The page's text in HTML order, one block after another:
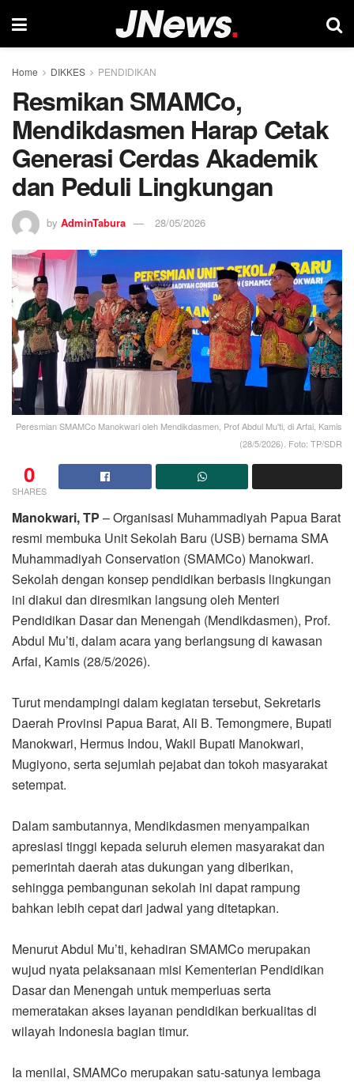
Home DIKKES PENDIDIKAN
Resmikan SMAMCo,
Mendikdasmen Harap Cetak
Generasi Cerdas Akademik
dan Peduli Lingkungan
by AdminTabura 28/05/2026
Peresmian SMAMCo Manokwari oleh Mendikdasmen, Prof Abdul Mu'ti, di Arfai, Kamis
(28/5/2026). Foto: TP/SDR
0
SHARES
Manokwari, TP – Organisasi Muhammadiyah Papua Barat
resmi membuka Unit Sekolah Baru (USB) bernama SMA
Muhammadiyah Conservation (SMAMCo) Manokwari.
Sekolah dengan konsep pendidikan berbasis lingkungan
ini diakui dan diresmikan langsung oleh Menteri
Pendidikan Dasar dan Menengah (Mendikdasmen), Prof.
Abdul Mu’ti, dalam acara yang berlangsung di kawasan
Arfai, Kamis (28/5/2026).
Turut mendampingi dalam kegiatan tersebut, Sekretaris
Daerah Provinsi Papua Barat, Ali B. Temongmere, Bupati
Manokwari, Hermus Indou, Wakil Bupati Manokwari,
Mugiyono, serta sejumlah pejabat dan tokoh masyarakat
setempat.
Dalam sambutannya, Mendikdasmen menyampaikan
apresiasi tinggi kepada seluruh elemen masyarakat dan
pemerintah daerah atas dukungan yang diberikan,
sehingga pembangunan sekolah ini dapat rampung
bahkan lebih cepat dari jadwal yang ditetapkan.
Menurut Abdul Mu’ti, kehadiran SMAMCo merupakan
wujud nyata pelaksanaan misi Kementerian Pendidikan
Dasar dan Menengah untuk memperluas serta
memeratakan akses layanan pendidikan berkualitas di
wilayah Indonesia bagian timur.
Ia menilai, SMAMCo merupakan satu-satunya lembaga